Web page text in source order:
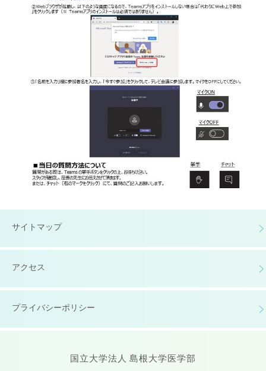
サイトマップ
アクセス
プライバシーポリシー
国立大学法人 島根大学医学部